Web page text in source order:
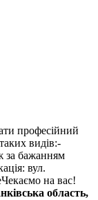
професійний
видів:-
за бажанням
вул.
на вас!
область,